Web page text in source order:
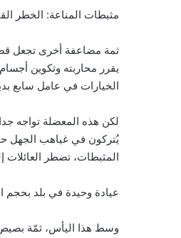
مثبطات المناعة: الخطر
ثمة مضاعفة أخرى تجعل
يقرر محاربته وتكوين
الخيارات في عامل سابع
لكن هذه المعضلة تواجه
يُتركون في غياهب الجهل
المثبطات، تضطر العائلات
عيادة وحيدة في بلد بحجم
وسط هذا اليأس، ثمّة